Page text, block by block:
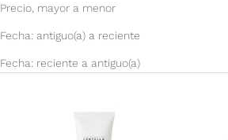
Precio, mayor a menor
Fecha: antiguo(a) a reciente
Fecha: reciente a antiguo(a)